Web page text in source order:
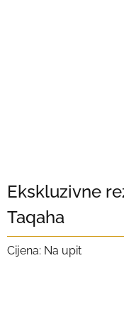
Ekskluzivne
Taqaha
Cijena: Na upit